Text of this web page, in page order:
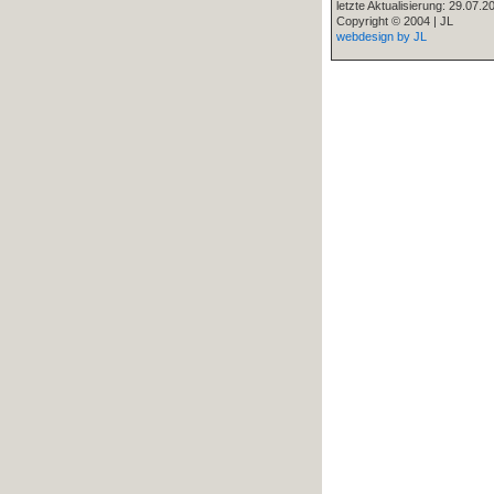
letzte Aktualisierung:
Copyright © 2004 | JL
webdesign by JL